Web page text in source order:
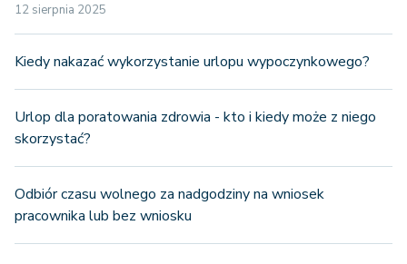
12 sierpnia 2025
Kiedy nakazać wykorzystanie urlopu wypoczynkowego?
Urlop dla poratowania zdrowia - kto i kiedy może z niego
skorzystać?
Odbiór czasu wolnego za nadgodziny na wniosek
pracownika lub bez wniosku